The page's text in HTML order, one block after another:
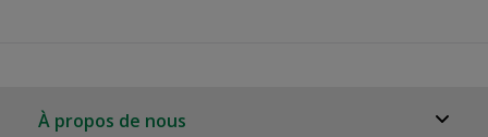
À propos de nous